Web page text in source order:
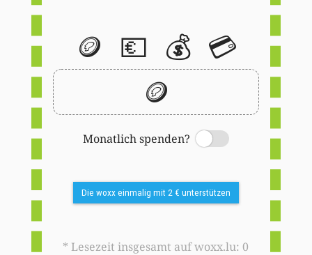
🪙 💶 💰 💳
🪙
Monatlich spenden?
Switch
Die woxx einmalig mit 2 € unterstützen
* Lesezeit insgesamt auf woxx.lu: 0